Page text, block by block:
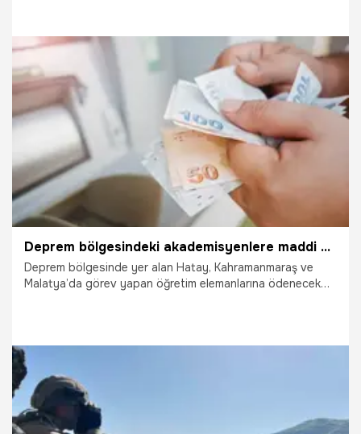
26.03.2025
Deprem bölgesindeki akademisyenlere maddi destek sağlanacak
Deprem bölgesinde yer alan Hatay, Kahramanmaraş ve
Malatya’da görev yapan öğretim elemanlarına ödenecek
16.03.2025 Gündem